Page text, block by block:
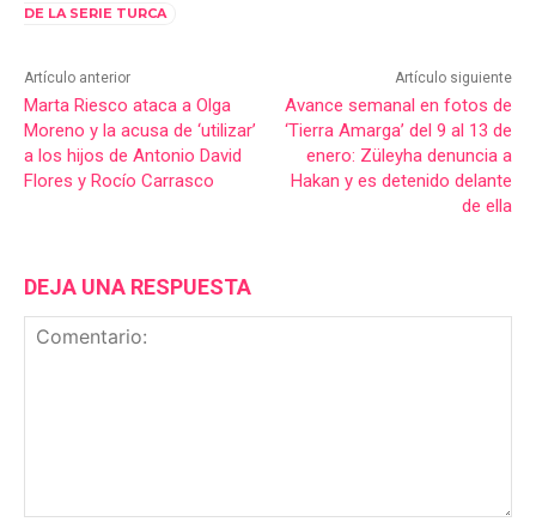
DE LA SERIE TURCA
Artículo anterior
Marta Riesco ataca a Olga
Moreno y la acusa de ‘utilizar’
a los hijos de Antonio David
Flores y Rocío Carrasco
Artículo siguiente
Avance semanal en fotos de
‘Tierra Amarga’ del 9 al 13 de
enero: Züleyha denuncia a
Hakan y es detenido delante
de ella
DEJA UNA RESPUESTA